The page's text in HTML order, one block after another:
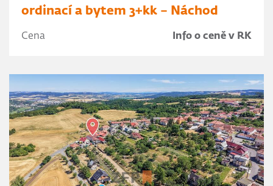
ordinací a bytem 3+kk – Náchod
Cena Info o ceně v RK